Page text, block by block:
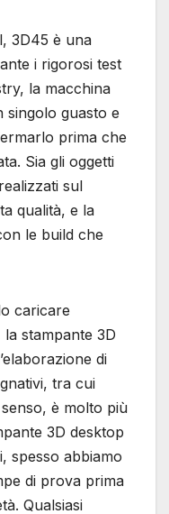
3D45 è una
i rigorosi test
la macchina
singolo guasto e
prima che
Sia gli oggetti
sul
qualità, e la
le build che
caricare
stampante 3D
di
tra cui
è molto più
3D desktop
spesso abbiamo
di prova prima
Qualsiasi